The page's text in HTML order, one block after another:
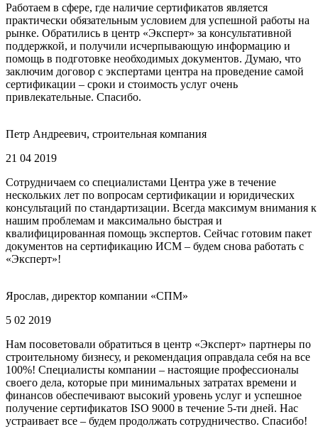
Работаем в сфере, где наличие сертификатов является
практически обязательным условием для успешной работы на
рынке. Обратились в центр «Эксперт» за консультативной
поддержкой, и получили исчерпывающую информацию и
помощь в подготовке необходимых документов. Думаю, что
заключим договор с экспертами центра на проведение самой
сертификации – сроки и стоимость услуг очень
привлекательные. Спасибо.
Петр Андреевич, строительная компания
21 04 2019
Сотрудничаем со специалистами Центра уже в течение
нескольких лет по вопросам сертификации и юридических
консультаций по стандартизации. Всегда максимум внимания к
нашим проблемам и максимально быстрая и
квалифицированная помощь экспертов. Сейчас готовим пакет
документов на сертификацию ИСМ – будем снова работать с
«Эксперт»!
Ярослав, директор компании «СПМ»
5 02 2019
Нам посоветовали обратиться в центр «Эксперт» партнеры по
строительному бизнесу, и рекомендация оправдала себя на все
100%! Специалисты компании – настоящие профессионалы
своего дела, которые при минимальных затратах времени и
финансов обеспечивают высокий уровень услуг и успешное
получение сертификатов ISO 9000 в течение 5-ти дней. Нас
устраивает все – будем продолжать сотрудничество. Спасибо!